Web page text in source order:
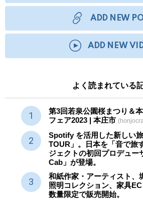
ADD NEW
ADD NEW
よく読まれている
第3回若泉公園桜まつり＆
フェア2023 | 本庄市
Spotify を活用した新しい
TOUR」。日本を「音で旅
ジェクトの初回プロデュー
Cab」が登場。
和紙作家・アーティスト、
照明コレクション、家具
数量限定で販売開始。